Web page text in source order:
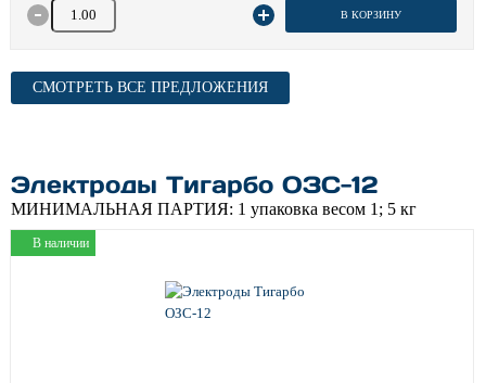
Количество товара В КОРЗИНУ
СМОТРЕТЬ ВСЕ ПРЕДЛОЖЕНИЯ
Электроды Тигарбо ОЗС-12
МИНИМАЛЬНАЯ ПАРТИЯ: 1 упаковка весом 1; 5 кг
В наличии